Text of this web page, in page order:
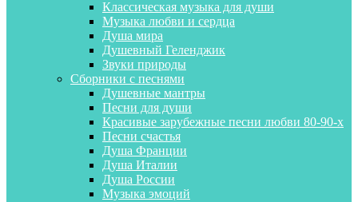
Классическая музыка для души
Музыка любви и сердца
Душа мира
Душевный Геленджик
Звуки природы
Сборники с песнями
Душевные мантры
Песни для души
Красивые зарубежные песни любви 80-90-х
Песни счастья
Душа Франции
Душа Италии
Душа России
Музыка эмоций